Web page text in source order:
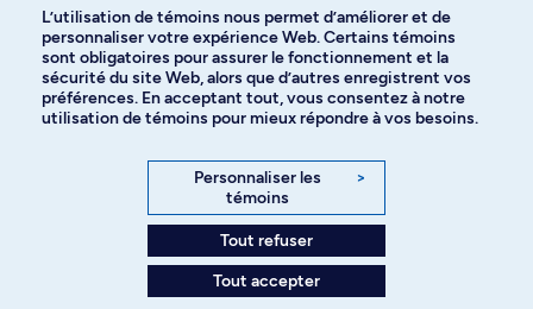
Langues
Facebook Instagram
YouTube
Politique de confidentialité
L’utilisation de témoins nous permet d’améliorer et de
personnaliser votre expérience Web. Certains témoins
sont obligatoires pour assurer le fonctionnement et la
sécurité du site Web, alors que d’autres enregistrent vos
préférences. En acceptant tout, vous consentez à notre
utilisation de témoins pour mieux répondre à vos besoins.
Personnaliser les
témoins
>
Tout refuser
Tout accepter